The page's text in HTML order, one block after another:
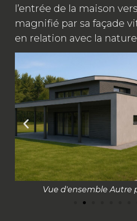
l’entrée de la maison
magnifié par sa façade
en relation avec la
Vue d'ensemble Autre